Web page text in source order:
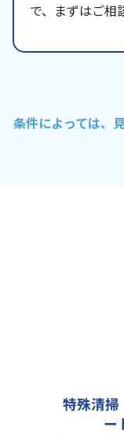
で、まずはご相
条件によっては、
特殊清
ー